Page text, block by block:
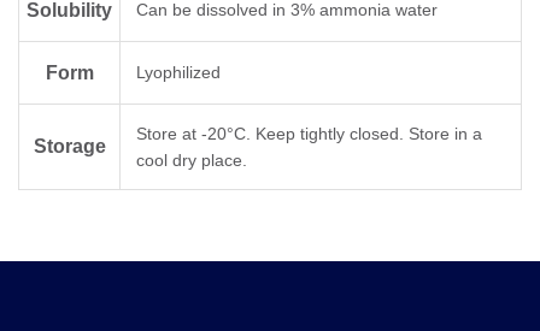
Solubility Can be dissolved in 3% ammonia water
Form Lyophilized
Storage
Store at -20°C. Keep tightly closed. Store in a
cool dry place.